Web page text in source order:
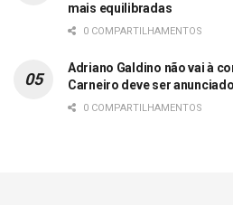
mais equilibradas
0 COMPARTILHAMENTOS
Adriano Galdino não vai à
Carneiro deve ser
0 COMPARTILHAMENTOS